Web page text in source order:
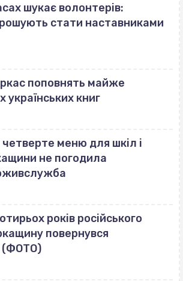
шукає волонтерів:
стати наставниками
поповнять майже
українських книг
меню для шкіл і
не погодила
років російського
повернувся
(ФОТО)